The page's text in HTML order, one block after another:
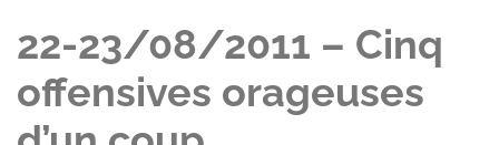
22-23/08/2011 – Cinq
offensives orageuses